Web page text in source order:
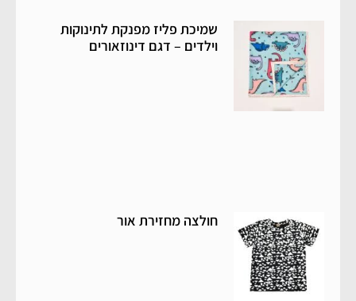
שמיכת פליז מפנקת לתינוקות
וילדים – דגם דינוזאורים
חולצה מחזירת אור